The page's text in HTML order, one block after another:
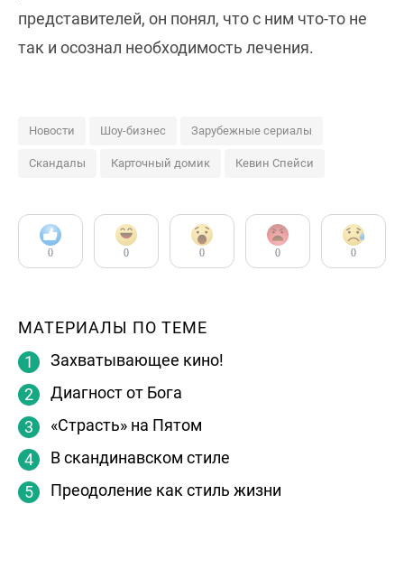
представителей, он понял, что с ним что-то не
так и осознал необходимость лечения.
Новости Шоу-бизнес Зарубежные сериалы
Скандалы Карточный домик Кевин Спейси
0 0 0 0 0
МАТЕРИАЛЫ ПО ТЕМЕ
Захватывающее кино!
Диагност от Бога
«Страсть» на Пятом
В скандинавском стиле
Преодоление как стиль жизни